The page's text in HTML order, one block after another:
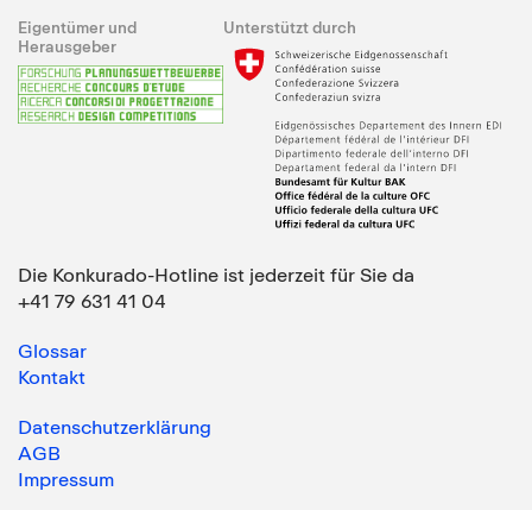
Eigentümer und
Herausgeber
Unterstützt durch
Die Konkurado-Hotline ist jederzeit für Sie da
+41 79 631 41 04
Glossar
Kontakt
Datenschutzerklärung
AGB
Impressum